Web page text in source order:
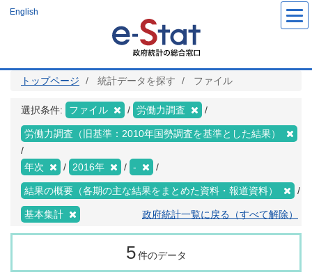
ツ
English
トップページ 統計データを探す ファイル
選択条件: ファイル 労働力調査
労働力調査（旧基準：2010年国勢調査を基準とした結果）
年次 2016年 -
結果の概要（各期の主な結果をまとめた資料・報道資料）
基本集計 政府統計一覧に戻る（すべて解除）
5 件のデータ